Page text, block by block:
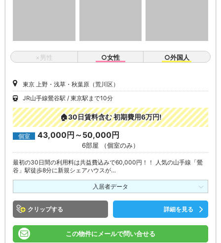
×男性 ○女性 ○外国人
東京 上野・浅草・秋葉原（荒川区）
JR山手線鶯谷駅
東京駅まで10分
🏠30日賃料含む 初期費用6万円!
個室 43,000円～50,000円
6部屋 （個室のみ）
最初の30日間の利用料は共益費込みで60,000円！！ 人気の山手線「鶯
谷」駅徒歩8分に新規シェアハウスが…
入居者データ
クリップ 詳細を見る
この物件にメールで問い合せる